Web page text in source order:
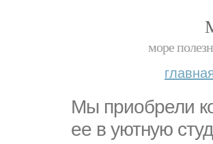
море
Мы приобрели
ее в уютную